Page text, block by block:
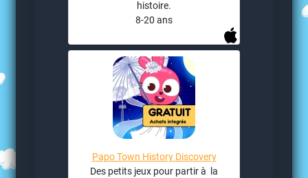
histoire.
8-20 ans
Papo Town History Discovery
Des petits jeux pour partir à la